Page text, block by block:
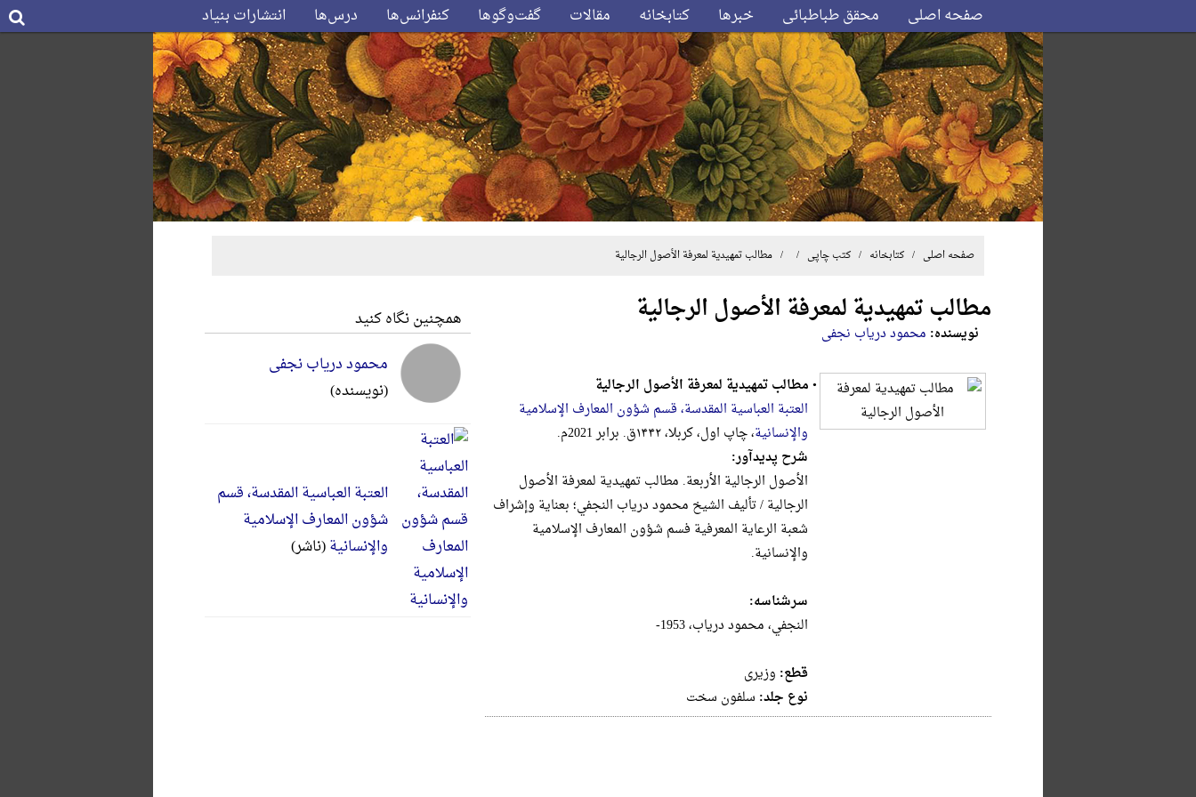
صفحه اصلی محقق طباطبائی خبرها کتابخانه مقالات گفت‌وگوها کنفرانس‌ها درس‌ها انتشارات بنیاد
صفحه اصلی / کتابخانه /کتب چاپی / / مطالب تمهیدیة لمعرفة الأصول الرجالیة
مطالب تمهیدیة لمعرفة الأصول الرجالیة
نویسنده: محمود دریاب نجفی
•مطالب تمهیدیة لمعرفة الأصول الرجالیة
العتبة العباسیة المقدسة، قسم شؤون المعارف الإسلامیة
والإنسانیة، چاپ اول، کربلا، ۱۴۴۲ق. برابر 2021م.
شرح پدیدآور:
الأصول الرجالیة الأربعة. مطالب تمهیدیة لمعرفة الأصول
الرجالیة / تألیف الشیخ محمود دریاب النجفي؛ بعنایة وإشراف
شعبة الرعایة المعرفیة فسم شؤون المعارف الإسلامیة
والإنسانیة.
سرشناسه:
النجفي، محمود دریاب، 1953-
قطع: وزيرى
نوع جلد: سلفون سخت
همچنین نگاه کنید
محمود دریاب نجفی
(نویسنده)
العتبة العباسیة المقدسة، قسم
شؤون المعارف الإسلامیة
والإنسانیة(ناشر)